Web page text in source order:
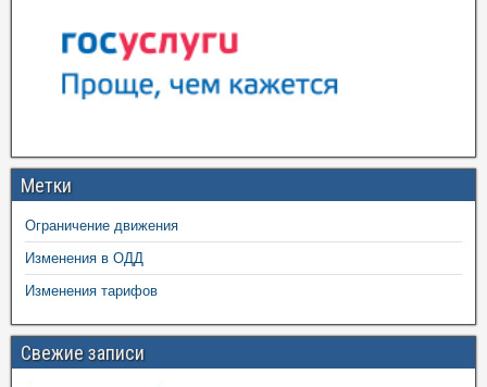
Метки
Ограничение движения
Изменения в ОДД
Изменения тарифов
Свежие записи